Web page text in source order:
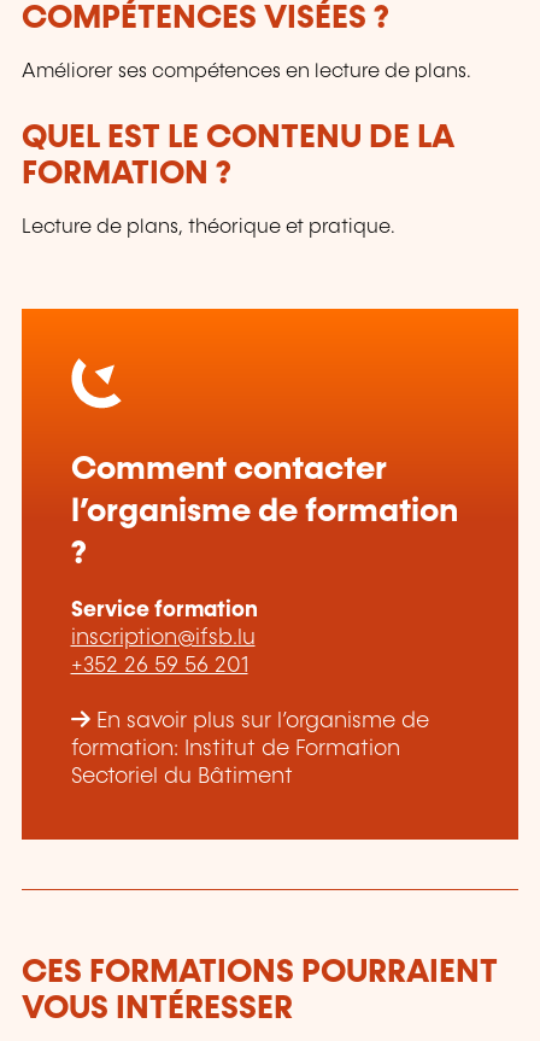
COMPÉTENCES VISÉES ?
Améliorer ses compétences en lecture de plans.
QUEL EST LE CONTENU DE LA
FORMATION ?
Lecture de plans, théorique et pratique.
Comment contacter
l’organisme de formation
?
Service formation
inscription@ifsb.lu
+352 26 59 56 201
En savoir plus sur l’organisme de
formation: Institut de Formation
Sectoriel du Bâtiment
CES FORMATIONS POURRAIENT
VOUS INTÉRESSER